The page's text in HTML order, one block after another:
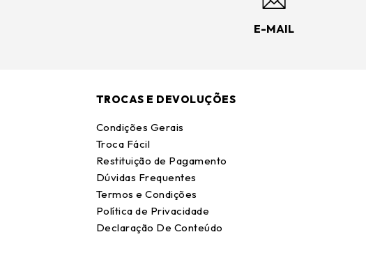
E-MAIL
TROCAS E DEVOLUÇÕES
Condições Gerais
Troca Fácil
Restituição de Pagamento
Dúvidas Frequentes
Termos e Condições
Política de Privacidade
Declaração De Conteúdo